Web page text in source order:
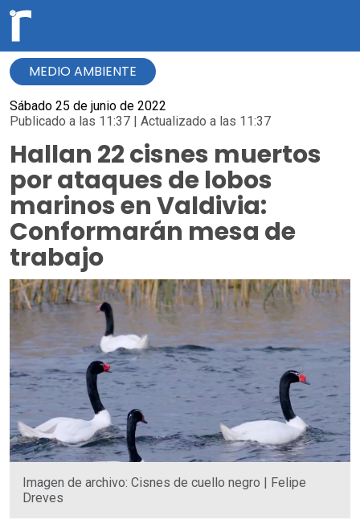
MEDIO AMBIENTE
Sábado 25 de junio de 2022
Publicado a las 11:37 | Actualizado a las 11:37
Hallan 22 cisnes muertos
por ataques de lobos
marinos en Valdivia:
Conformarán mesa de
trabajo
Imagen de archivo: Cisnes de cuello negro | Felipe
Dreves